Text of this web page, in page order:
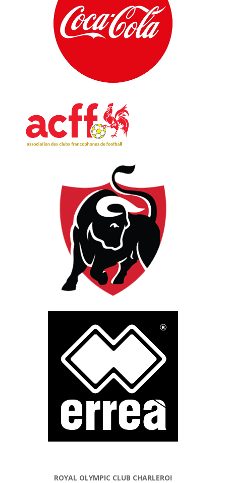
ROYAL OLYMPIC CLUB CHARLEROI